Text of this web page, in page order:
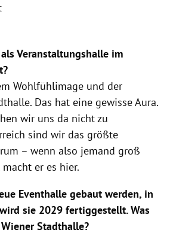
Veranstaltungshalle im
Wohlfühlimage und der
Das hat eine gewisse Aura.
wir uns da nicht zu
sind wir das größte
– wenn also jemand groß
er es hier.
Eventhalle gebaut werden, in
sie 2029 fertiggestellt. Was
Stadthalle?